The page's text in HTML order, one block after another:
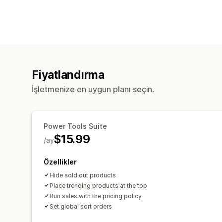
Fiyatlandırma
İşletmenize en uygun planı seçin.
Power Tools Suite
$15.99
/ay
Özellikler
Hide sold out products
Place trending products at the top
Run sales with the pricing policy
Set global sort orders